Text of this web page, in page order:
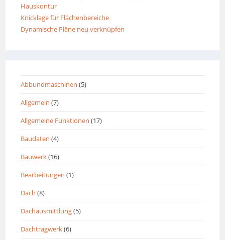
Hauskontur
Knicklage für Flächenbereiche
Dynamische Pläne neu verknüpfen
Abbundmaschinen (5)
Allgemein (7)
Allgemeine Funktionen (17)
Baudaten (4)
Bauwerk(16)
Bearbeitungen (1)
Dach (8)
Dachausmittlung(5)
Dachtragwerk(6)